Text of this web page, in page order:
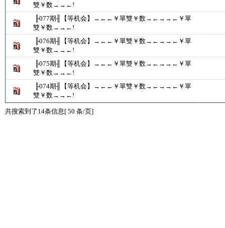
雙￥数→→←!
╟077期╢【等机会】→←←￥單雙￥数→←→→←￥單
雙￥数→→←!
╟076期╢【等机会】→←←￥單雙￥数→←→→←￥單
雙￥数→→←!
╟075期╢【等机会】→←←￥單雙￥数→←→→←￥單
雙￥数→→←!
╟074期╢【等机会】→←←￥單雙￥数→←→→←￥單
雙￥数→→←!
共搜索到了14条信息[ 50 条/页]